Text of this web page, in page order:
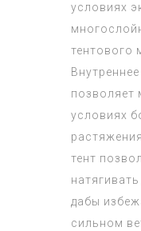
условиях
тентового
позволяет
условиях
тент
дабы
сильном